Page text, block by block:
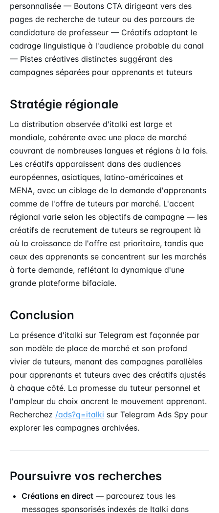
personnalisée — Boutons CTA dirigeant vers des
pages de recherche de tuteur ou des parcours de
candidature de professeur — Créatifs adaptant le
cadrage linguistique à l'audience probable du canal
— Pistes créatives distinctes suggérant des
campagnes séparées pour apprenants et tuteurs
Stratégie régionale
La distribution observée d'italki est large et
mondiale, cohérente avec une place de marché
couvrant de nombreuses langues et régions à la fois.
Les créatifs apparaissent dans des audiences
européennes, asiatiques, latino-américaines et
MENA, avec un ciblage de la demande d'apprenants
comme de l'offre de tuteurs par marché. L'accent
régional varie selon les objectifs de campagne — les
créatifs de recrutement de tuteurs se regroupent là
où la croissance de l'offre est prioritaire, tandis que
ceux des apprenants se concentrent sur les marchés
à forte demande, reflétant la dynamique d'une
grande plateforme bifaciale.
Conclusion
La présence d'italki sur Telegram est façonnée par
son modèle de place de marché et son profond
vivier de tuteurs, menant des campagnes parallèles
pour apprenants et tuteurs avec des créatifs ajustés
à chaque côté. La promesse du tuteur personnel et
l'ampleur du choix ancrent le mouvement apprenant.
Recherchez /ads?q=italki sur Telegram Ads Spy pour
explorer les campagnes archivées.
Poursuivre vos recherches
Créations en direct — parcourez tous les
messages sponsorisés indexés de Italki dans